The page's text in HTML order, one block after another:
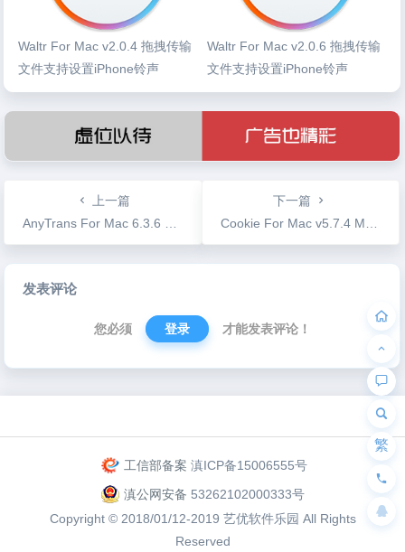
Waltr For Mac v2.0.4 拖拽传输
文件支持设置iPhone铃声
Waltr For Mac v2.0.6 拖拽传输
文件支持设置iPhone铃声
上一篇
AnyTrans For Mac 6.3.6 比itunes更好用的手机助手
下一篇
Cookie For Mac v5.7.4 Mac浏览器cookies清理软件
发表评论
您必须 登录 才能发表评论！
工信部备案 滇ICP备15006555号
滇公网安备 53262102000333号
Copyright © 2018/01/12-2019 艺优软件乐园 All Rights
Reserved
繁